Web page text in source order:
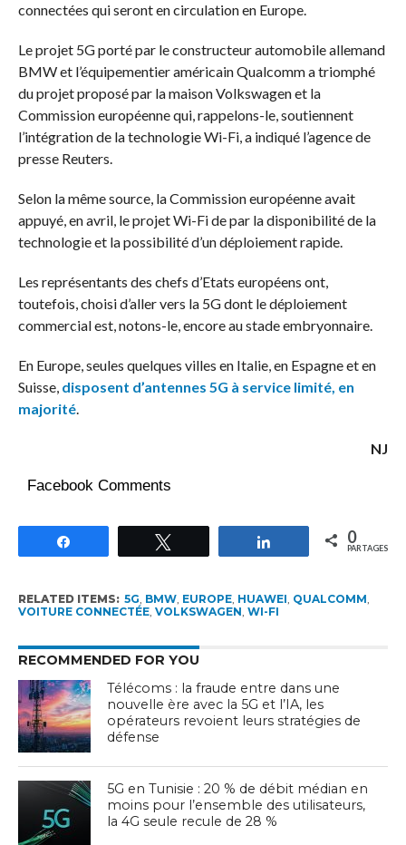
connectées qui seront en circulation en Europe.
Le projet 5G porté par le constructeur automobile allemand
BMW et l’équipementier américain Qualcomm a triomphé
du projet proposé par la maison Volkswagen et la
Commission européenne qui, rappelons-le, soutiennent
l’intégration de la technologie Wi-Fi, a indiqué l’agence de
presse Reuters.
Selon la même source, la Commission européenne avait
appuyé, en avril, le projet Wi-Fi de par la disponibilité de la
technologie et la possibilité d’un déploiement rapide.
Les représentants des chefs d’Etats européens ont,
toutefois, choisi d’aller vers la 5G dont le déploiement
commercial est, notons-le, encore au stade embryonnaire.
En Europe, seules quelques villes en Italie, en Espagne et en
Suisse, disposent d’antennes 5G à service limité, en
majorité.
NJ
Facebook Comments
Partagez 0
PARTAGES
RELATED ITEMS: 5G BMW, EUROPE, HUAWEI QUALCOMM
VOITURE CONNECTÉE, VOLKSWAGEN WI-FI
RECOMMENDED FOR YOU
Télécoms : la fraude entre dans une
nouvelle ère avec la 5G et l’IA, les
opérateurs revoient leurs stratégies de
défense
5G en Tunisie : 20 % de débit médian en
moins pour l’ensemble des utilisateurs,
la 4G seule recule de 28 %